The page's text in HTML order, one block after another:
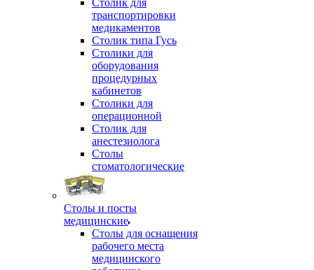
Столик для
транспортировки
медикаментов
Столик типа Гусь
Столики для
оборудования
процедурных
кабинетов
Столики для
операционной
Столик для
анестезиолога
Столы
стоматологические
Столы и посты
медицинские
Столы для оснащения
рабочего места
медицинского